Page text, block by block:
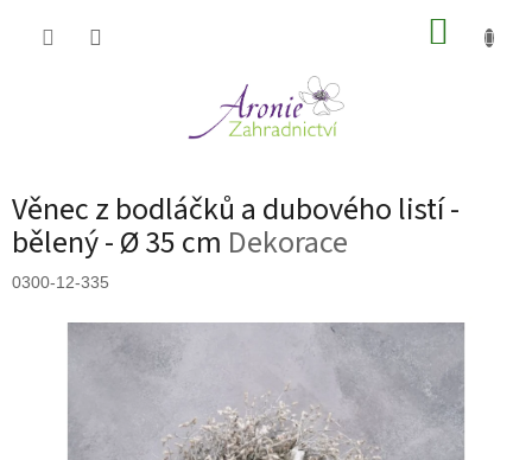
Věnec z bodláčků a dubového listí -
bělený - Ø 35 cm Dekorace
0300-12-335